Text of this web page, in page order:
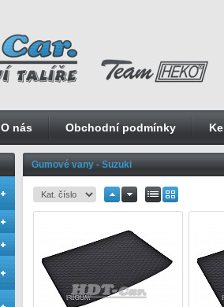
Gumové vany - Suzuki
O nás Obchodní podmínky